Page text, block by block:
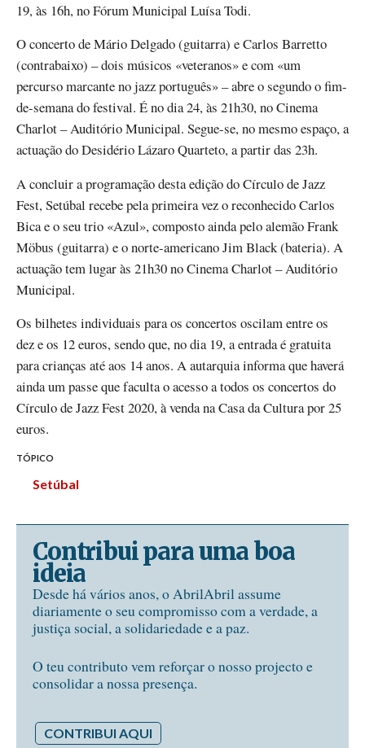
19, às 16h, no Fórum Municipal Luísa Todi.
O concerto de Mário Delgado (guitarra) e Carlos Barretto
(contrabaixo) – dois músicos «veteranos» e com «um
percurso marcante no jazz português» – abre o segundo o fim-
de-semana do festival. É no dia 24, às 21h30, no Cinema
Charlot – Auditório Municipal. Segue-se, no mesmo espaço, a
actuação do Desidério Lázaro Quarteto, a partir das 23h.
A concluir a programação desta edição do Círculo de Jazz
Fest, Setúbal recebe pela primeira vez o reconhecido Carlos
Bica e o seu trio «Azul», composto ainda pelo alemão Frank
Möbus (guitarra) e o norte-americano Jim Black (bateria). A
actuação tem lugar às 21h30 no Cinema Charlot – Auditório
Municipal.
Os bilhetes individuais para os concertos oscilam entre os
dez e os 12 euros, sendo que, no dia 19, a entrada é gratuita
para crianças até aos 14 anos. A autarquia informa que haverá
ainda um passe que faculta o acesso a todos os concertos do
Círculo de Jazz Fest 2020, à venda na Casa da Cultura por 25
euros.
TÓPICO
Setúbal
Contribui para uma boa
ideia
Desde há vários anos, o AbrilAbril assume
diariamente o seu compromisso com a verdade, a
justiça social, a solidariedade e a paz.
O teu contributo vem reforçar o nosso projecto e
consolidar a nossa presença.
CONTRIBUI AQUI